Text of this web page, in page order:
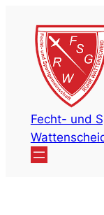
Inhalt
springen
Fecht- und